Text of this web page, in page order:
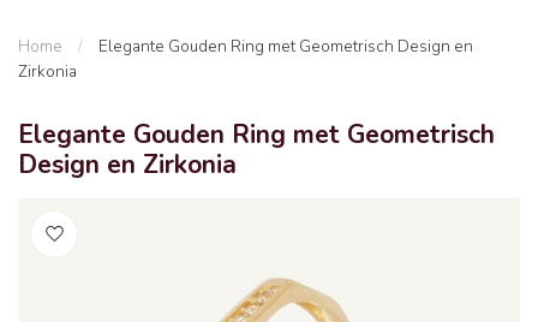
Home /
Elegante Gouden Ring met Geometrisch Design en
Zirkonia
Elegante Gouden Ring met Geometrisch
Design en Zirkonia